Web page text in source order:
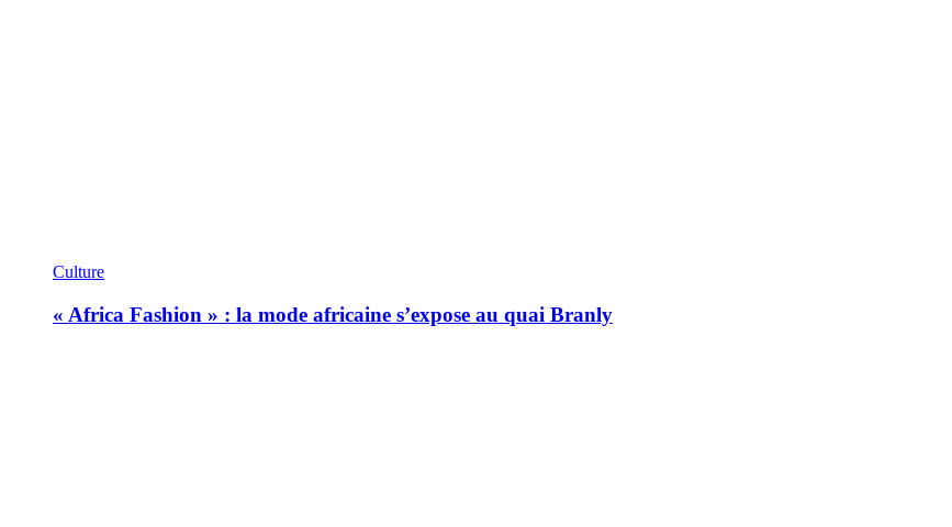
Culture
« Africa Fashion » : la mode africaine s’expose au quai Branly